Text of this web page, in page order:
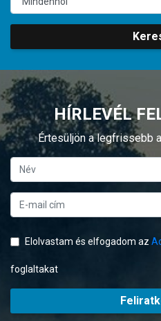
HÍRLEVÉL
Értesüljön a legfrissebb
Elolvastam és elfogadom az
foglaltakat